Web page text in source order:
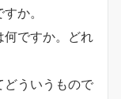
か。
何ですか。どれ
どういうもので